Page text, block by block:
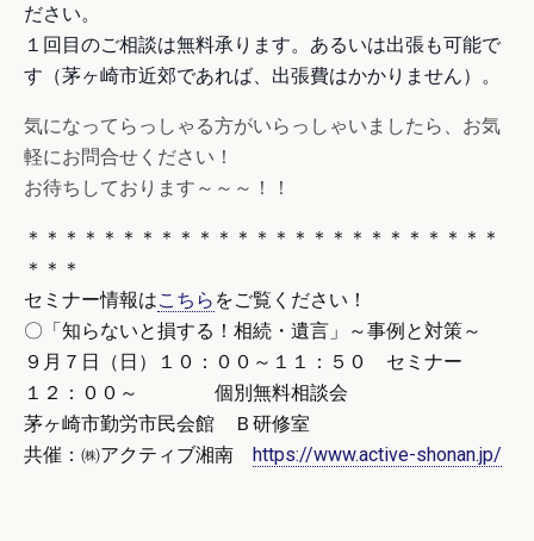
ださい。
１回目のご相談は無料承ります。あるいは出張も可能で
す（茅ヶ崎市近郊であれば、出張費はかかりません）。
気になってらっしゃる方がいらっしゃいましたら、お気
軽にお問合せください！
お待ちしております～～～！！
＊＊＊＊＊＊＊＊＊＊＊＊＊＊＊＊＊＊＊＊＊＊＊＊＊
＊＊＊
セミナー情報はこちら をご覧ください！
〇「知らないと損する！相続・遺言」～事例と対策～
９月７日（日）１０：００～１１：５０ セミナー
１２：００～ 個別無料相談会
茅ヶ崎市勤労市民会館 Ｂ研修室
共催：㈱アクティブ湘南 https://www.active-shonan.jp/